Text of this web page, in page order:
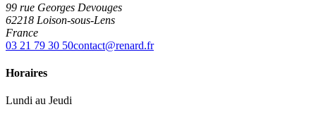
99 rue Georges Devouges
62218 Loison-sous-Lens
France
03 21 79 30 50contact@renard.fr
Horaires
Lundi au Jeudi